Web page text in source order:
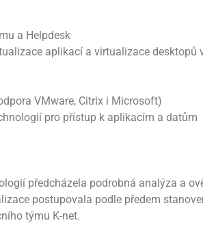
a Helpdesk
aplikací a virtualizace desktopů
VMware, Citrix i Microsoft)
pro přístup k aplikacím a datům
předcházela podrobná analýza a
postupovala podle předem
týmu K-net.